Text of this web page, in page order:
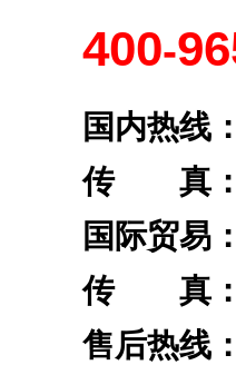
400-
国内热线
传 真：
国际贸易
传 真：
售后热线